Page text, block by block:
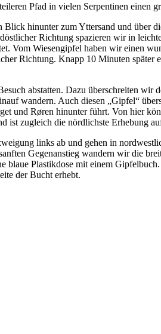
Pfad in vielen Serpentinen einen
Blick hinunter zum Yttersand und über
Richtung spazieren wir in
Vom Wiesengipfel haben wir einen
Richtung. Knapp 10 Minuten später
abstatten. Dazu überschreiten
wandern. Auch diesen „Gipfel“
und Røren hinunter führt. Von hier
ist zugleich die nördlichste Erhebung
links ab und gehen in
Gegenanstieg wandern wir die
blaue Plastikdose mit einem
der Bucht erhebt.